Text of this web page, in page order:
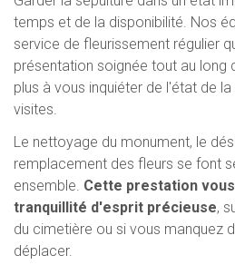
temps et de la disponibilité. Nos
service de fleurissement régulier
présentation soignée tout au long
plus à vous inquiéter de l'état de
visites.
Le nettoyage du monument, le
remplacement des fleurs se font
ensemble. Cette prestation
tranquillité d'esprit précieuse,
du cimetière ou si vous manquez
déplacer.